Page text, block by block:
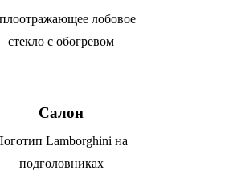
лобовое
стекло с обогревом
Салон
Lamborghini на
подголовниках